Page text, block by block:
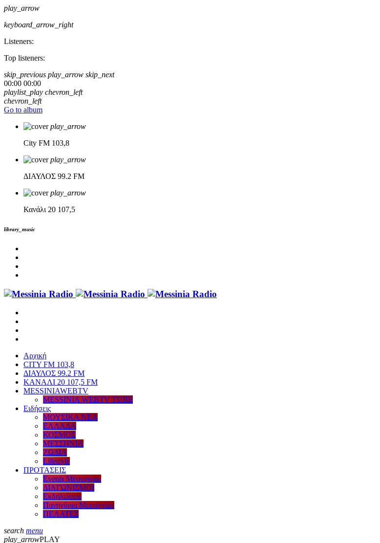
play_arrow
keyboard_arrow_right
Listeners:
Top listeners:
skip_previous play_arrow skip_next
00:00 00:00
playlist_play chevron_left
chevron_left
Go to album
play_arrow
City FM 103,8
play_arrow
ΔΙΑΥΛΟΣ 99.2 FM
play_arrow
Κανάλι 20 107,5
library_music
Αρχική
CITY FM 103,8
ΔΙΑΥΛΟΣ 99.2 FM
ΚΑΝΑΛΙ 20 107,5 FM
MESSINIAWEBTV
MESSINIA WEBTV TUBE
Eιδήσεις
ΜΟΥΣΙΚΑ ΝΕΑ
ΕΛΛΑΔΑ
ΚΟΣΜΟΣ
ΜΕΣΣΗΝΙΑ
ΖΩΔΙΑ
Lifestyle
ΠΡΟΤΑΣΕΙΣ
Events Μεσσηνίας
ΔΙΑΓΩΝΙΣΜΟΙ
Εκδηλώσεις
Πανηγύρια Μεσσηνίας
ΠΕΛΑΤΕΣ
search menu
play_arrowPLAY